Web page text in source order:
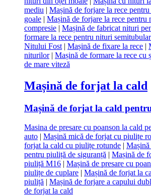
mediu | Mașină de forjare la rece
goale | Mașină de forjare la rece pentru
compresie | Mașină de fabricat nituri
formare la rece pentru nituri
Nitului Fost | Mașină de fixare la rece |
niturilor| Mașină de formare la rece cu
de mare viteză
Mașină de forjat la cald
Mașină de forjat la cald
Masina de presare cu poanson la cald
auto | Mașină mică de forjat cu piulițe
forjat la cald cu piulițe rotunde |
pentru piuliță de siguranță | Mașină de
piuliță M16 | Mașină de presare cu
piulițe de cuplare | Mașină de forjat la
piuliță | Mașină de forjare a capului
de forjat la cald